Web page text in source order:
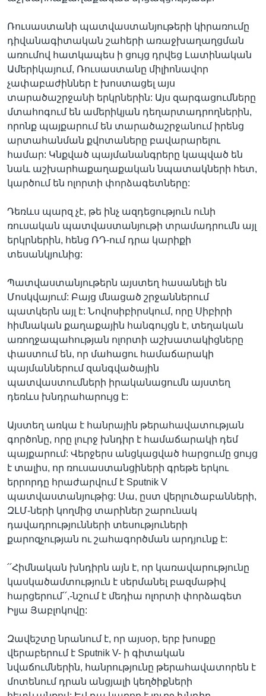
Ռուսաստանի պատվաստանյութերի կիրառումը
դիվանագիտական շահերի առաջխաղաղցման
առումով հատկապես ի ցույց դրվեց Լատինական
Ամերիկայում, Ռուսաստանը միլիոնավոր
չափաբաժիններ է խոստացել այս
տարածաշրջանի երկրներին: Այս զարգացումները
մտահոգում են ամերիկյան դեղարտադրողներին,
որոնք պայքարում են տարածաշրջանում իրենց
արտահանման քվոտաները բավարարելու
համար: Կնքված պայմանանգրերը կապված են
նաև աշխարհաքաղաքական նպատակների հետ,
կարծում են ոլորտի փորձագետները:
Դեռևս պարզ չէ, թե ինչ ազդեցություն ունի
ռուսական պատվաստանյութի տրամադրումն այլ
երկրներին, հենց ՌԴ-ում դրա կարիքի
տեսանկյունից:
Պատվաստանյութերն այստեղ հասանելի են
Մոսկվայում: Բայց մնացած շրջաններում
պատկերն այլ է: Նովոսիբիրսկում, որը Սիբիրի
հիմնական քաղաքային հանգույցն է, տեղական
առողջապահության ոլորտի աշխատակիցները
փաստում են, որ մահացու համաճարակի
պայմաններում զանգվածային
պատվաստումների իրականացումն այստեղ
դեռևս խնդրահարույց է:
Այստեղ առկա է հանրային թերահավատության
գործոնը, որը լուրջ խնդիր է համաճարակի դեմ
պայքարում: Վերջերս անցկացված հարցումը ցույց
է տալիս, որ ռուսաստանցիների գրեթե երկու
երրորդը հրաժարվում է Sputnik V
պատվաստանյութից: Սա, ըստ վերլուծաբանների,
ԶԼՄ-ների կողմից տարիներ շարունակ
դավադրությունների տեսություների
քարոզչության ու շահագործման արդյունք է:
՛՛Հիմնական խնդիրն այն է, որ կառավարությունը
կասկածամտություն է սերմանել բազմաթիվ
հարցերում՛՛,-նշում է մեդիա ոլորտի փորձագետ
Իլյա Յաբլոկովը:
Զավեշտը նրանում է, որ այսօր, երբ խոսքը
վերաբերում է Sputnik V- ի գիտական
նվաճումներին, հանրությունը թերահավատորեն է
մոտենում դրան անցյալի կեղծիքների